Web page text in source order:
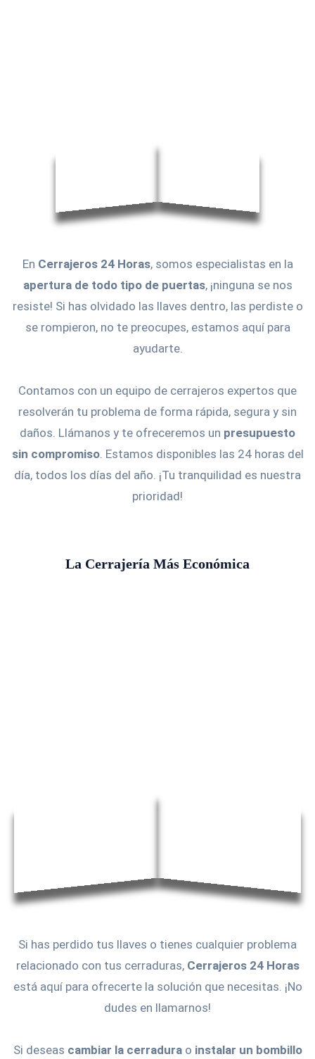
En Cerrajeros 24 Horas, somos especialistas en la
apertura de todo tipo de puertas, ¡ninguna se nos
resiste! Si has olvidado las llaves dentro, las perdiste o
se rompieron, no te preocupes, estamos aquí para
ayudarte.
Contamos con un equipo de cerrajeros expertos que
resolverán tu problema de forma rápida, segura y sin
daños. Llámanos y te ofreceremos un presupuesto
sin compromiso. Estamos disponibles las 24 horas del
día, todos los días del año. ¡Tu tranquilidad es nuestra
prioridad!
La Cerrajería Más Económica
Si has perdido tus llaves o tienes cualquier problema
relacionado con tus cerraduras, Cerrajeros 24 Horas
está aquí para ofrecerte la solución que necesitas. ¡No
dudes en llamarnos!
Si deseas cambiar la cerradurao instalar un bombillo